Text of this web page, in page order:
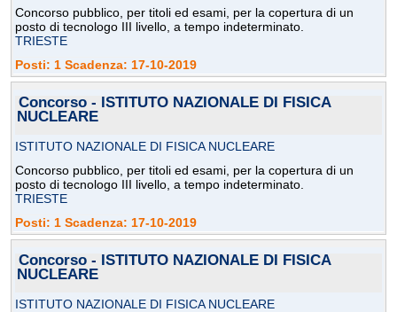
Concorso pubblico, per titoli ed esami, per la copertura di un
posto di tecnologo III livello, a tempo indeterminato.
TRIESTE
Posti: 1 Scadenza: 17-10-2019
Concorso - ISTITUTO NAZIONALE DI FISICA
NUCLEARE
ISTITUTO NAZIONALE DI FISICA NUCLEARE
Concorso pubblico, per titoli ed esami, per la copertura di un
posto di tecnologo III livello, a tempo indeterminato.
TRIESTE
Posti: 1 Scadenza: 17-10-2019
Concorso - ISTITUTO NAZIONALE DI FISICA
NUCLEARE
ISTITUTO NAZIONALE DI FISICA NUCLEARE